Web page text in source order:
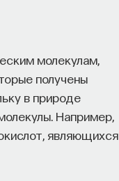
молекулам,
получены
в природе
Например,
являющихся